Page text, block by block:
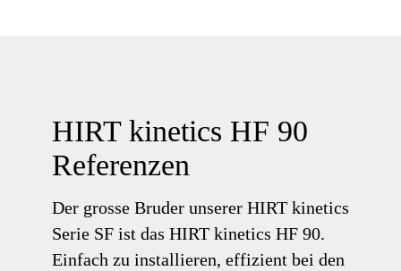
HIRT kinetics HF 90
Referenzen
Der grosse Bruder unserer HIRT kinetics
Serie SF ist das HIRT kinetics HF 90.
Einfach zu installieren, effizient bei den